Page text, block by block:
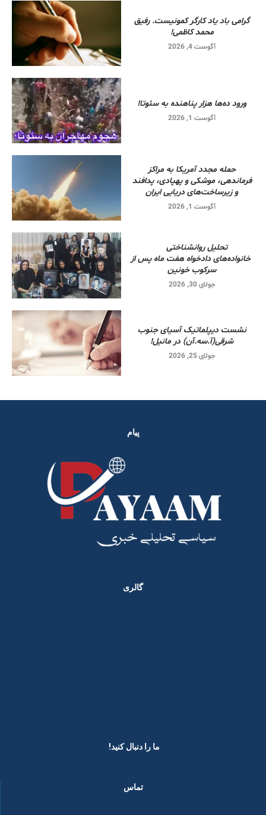
گرامی باد یاد کارگر کمونیست. رفیق
محمد کاظمی!
آگوست 4, 2026
ورود ده‌ها هزار پناهنده به سئوتا!
آگوست 1, 2026
حمله مجدد آمریکا به مراکز
فرماندهی، موشکی و پهپادی، پدافند
و زیرساخت‌های دریایی ایران
آگوست 1, 2026
تحلیل روانشناختی
خانواده‌های دادخواه هفت ماه پس از
سرکوب خونین
جولای 30, 2026
نشست دیپلماتیک آسیای جنوب
شرقی‌(آ.سه.آن) در مانیل!
جولای 25, 2026
پیام
گالری
ما را دنبال کنید! ​
تماس